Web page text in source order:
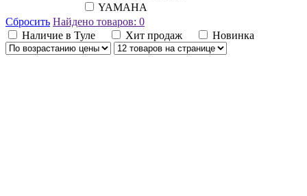
YAMAHA
Сбросить Найдено товаров: 0
Наличие в Туле
Хит продаж Новинка